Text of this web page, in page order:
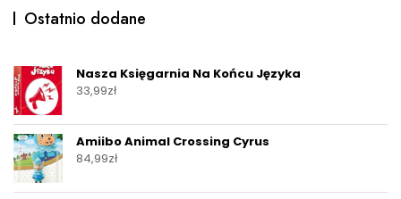
Ostatnio dodane
Nasza Księgarnia Na Końcu Języka
33,99zł
Amiibo Animal Crossing Cyrus
84,99zł